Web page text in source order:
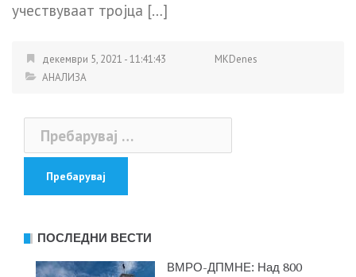
учествуваат тројца […]
декември 5, 2021 - 11:41:43
MKDenes
АНАЛИЗА
Пребарувај
за:
ПОСЛЕДНИ ВЕСТИ
ВМРО-ДПМНЕ: Над 800